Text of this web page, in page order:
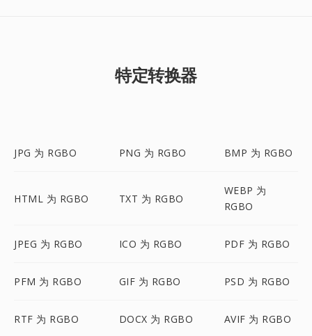
特定转换器
JPG 为 RGBO PNG 为 RGBO BMP 为 RGBO
HTML 为 RGBO TXT 为 RGBO
WEBP 为
RGBO
JPEG 为 RGBO ICO 为 RGBO PDF 为 RGBO
PFM 为 RGBO GIF 为 RGBO PSD 为 RGBO
RTF 为 RGBO DOCX 为 RGBO AVIF 为 RGBO